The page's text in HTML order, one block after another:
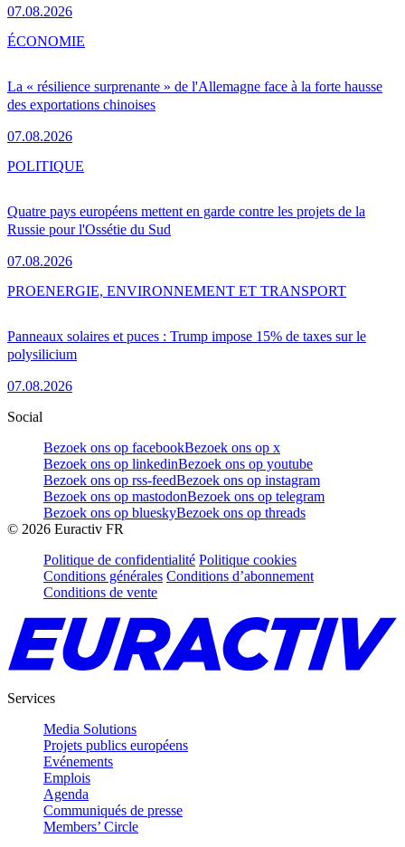
07.08.2026
La « résilience surprenante » de l'Allemagne face à la forte hausse
des exportations chinoises
07.08.2026
ÉCONOMIE
Quatre pays européens mettent en garde contre les projets de la
Russie pour l'Ossétie du Sud
07.08.2026
POLITIQUE
Panneaux solaires et puces : Trump impose 15% de taxes sur le
polysilicium
07.08.2026
PROENERGIE, ENVIRONNEMENT ET TRANSPORT
Social
Bezoek ons op facebookBezoek ons op x
Bezoek ons op linkedinBezoek ons op youtube
Bezoek ons op rss-feedBezoek ons op instagram
Bezoek ons op mastodonBezoek ons op telegram
Bezoek ons op blueskyBezoek ons op threads
© 2026 Euractiv FR
Politique de confidentialité Politique cookies
Conditions générales Conditions d’abonnement
Conditions de vente
Services
Media Solutions
Projets publics européens
Evénements
Emplois
Agenda
Communiqués de presse
Members’ Circle